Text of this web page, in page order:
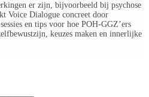
er zijn, bijvoorbeeld bij psychose
Voice Dialogue concreet door
en tips voor hoe POH-GGZ’ers
keuzes maken en innerlijke